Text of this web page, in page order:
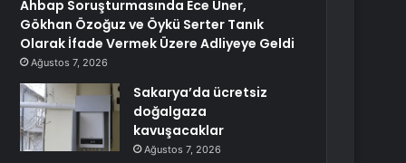
Ahbap Soruşturmasında Ece Üner,
Gökhan Özoğuz ve Öykü Serter Tanık
Olarak İfade Vermek Üzere Adliyeye Geldi
Ağustos 7, 2026
Sakarya’da ücretsiz
doğalgaza
kavuşacaklar
Ağustos 7, 2026